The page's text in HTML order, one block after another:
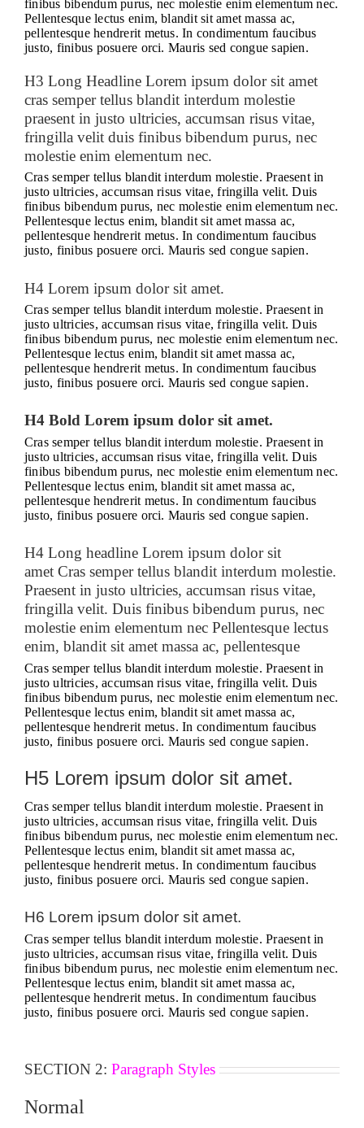
finibus bibendum purus, nec molestie enim elementum nec.
Pellentesque lectus enim, blandit sit amet massa ac,
pellentesque hendrerit metus. In condimentum faucibus
justo, finibus posuere orci. Mauris sed congue sapien.
H3 Long Headline Lorem ipsum dolor sit amet
cras semper tellus blandit interdum molestie
praesent in justo ultricies, accumsan risus vitae,
fringilla velit duis finibus bibendum purus, nec
molestie enim elementum nec.
Cras semper tellus blandit interdum molestie. Praesent in
justo ultricies, accumsan risus vitae, fringilla velit. Duis
finibus bibendum purus, nec molestie enim elementum nec.
Pellentesque lectus enim, blandit sit amet massa ac,
pellentesque hendrerit metus. In condimentum faucibus
justo, finibus posuere orci. Mauris sed congue sapien.
H4 Lorem ipsum dolor sit amet.
Cras semper tellus blandit interdum molestie. Praesent in
justo ultricies, accumsan risus vitae, fringilla velit. Duis
finibus bibendum purus, nec molestie enim elementum nec.
Pellentesque lectus enim, blandit sit amet massa ac,
pellentesque hendrerit metus. In condimentum faucibus
justo, finibus posuere orci. Mauris sed congue sapien.
H4 Bold Lorem ipsum dolor sit amet.
Cras semper tellus blandit interdum molestie. Praesent in
justo ultricies, accumsan risus vitae, fringilla velit. Duis
finibus bibendum purus, nec molestie enim elementum nec.
Pellentesque lectus enim, blandit sit amet massa ac,
pellentesque hendrerit metus. In condimentum faucibus
justo, finibus posuere orci. Mauris sed congue sapien.
H4 Long headline Lorem ipsum dolor sit
amet Cras semper tellus blandit interdum molestie.
Praesent in justo ultricies, accumsan risus vitae,
fringilla velit. Duis finibus bibendum purus, nec
molestie enim elementum nec Pellentesque lectus
enim, blandit sit amet massa ac, pellentesque
Cras semper tellus blandit interdum molestie. Praesent in
justo ultricies, accumsan risus vitae, fringilla velit. Duis
finibus bibendum purus, nec molestie enim elementum nec.
Pellentesque lectus enim, blandit sit amet massa ac,
pellentesque hendrerit metus. In condimentum faucibus
justo, finibus posuere orci. Mauris sed congue sapien.
H5 Lorem ipsum dolor sit amet.
Cras semper tellus blandit interdum molestie. Praesent in
justo ultricies, accumsan risus vitae, fringilla velit. Duis
finibus bibendum purus, nec molestie enim elementum nec.
Pellentesque lectus enim, blandit sit amet massa ac,
pellentesque hendrerit metus. In condimentum faucibus
justo, finibus posuere orci. Mauris sed congue sapien.
H6 Lorem ipsum dolor sit amet.
Cras semper tellus blandit interdum molestie. Praesent in
justo ultricies, accumsan risus vitae, fringilla velit. Duis
finibus bibendum purus, nec molestie enim elementum nec.
Pellentesque lectus enim, blandit sit amet massa ac,
pellentesque hendrerit metus. In condimentum faucibus
justo, finibus posuere orci. Mauris sed congue sapien.
SECTION 2: Paragraph Styles
Normal